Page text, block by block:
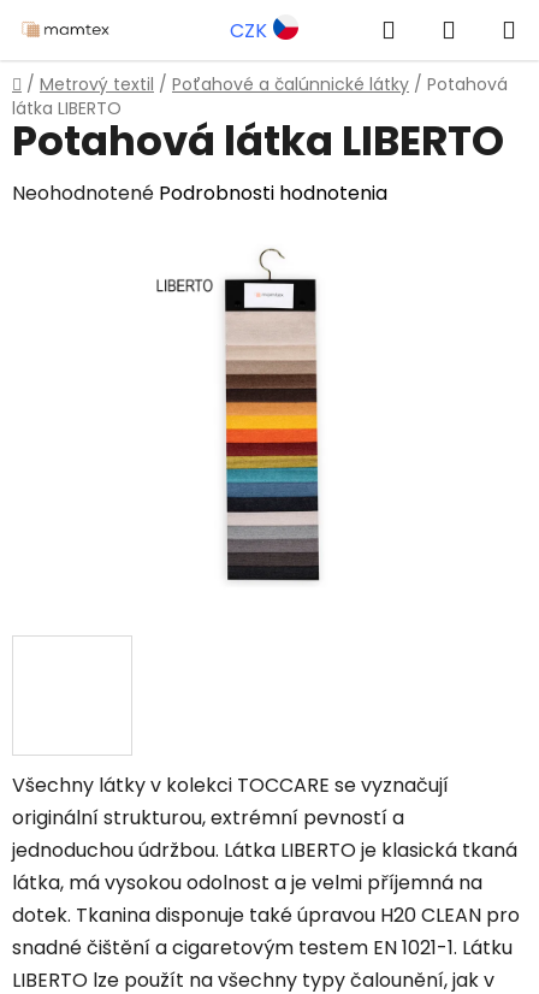
na
obsah
CZK Hľadať
KOŠÍK
Domov
/ Metrový textil / Poťahové a čalúnnické látky / Potahová
látka LIBERTO
Všechny látky v kolekci TOCCARE se vyznačují
originální strukturou, extrémní pevností a
jednoduchou údržbou. Látka LIBERTO je klasická tkaná
látka, má vysokou odolnost a je velmi příjemná na
dotek. Tkanina disponuje také úpravou H20 CLEAN pro
snadné čištění a cigaretovým testem EN 1021-1. Látku
LIBERTO lze použít na všechny typy čalounění, jak v
Potahová látka LIBERTO
Priemerné
Neohodnotené Podrobnosti hodnotenia